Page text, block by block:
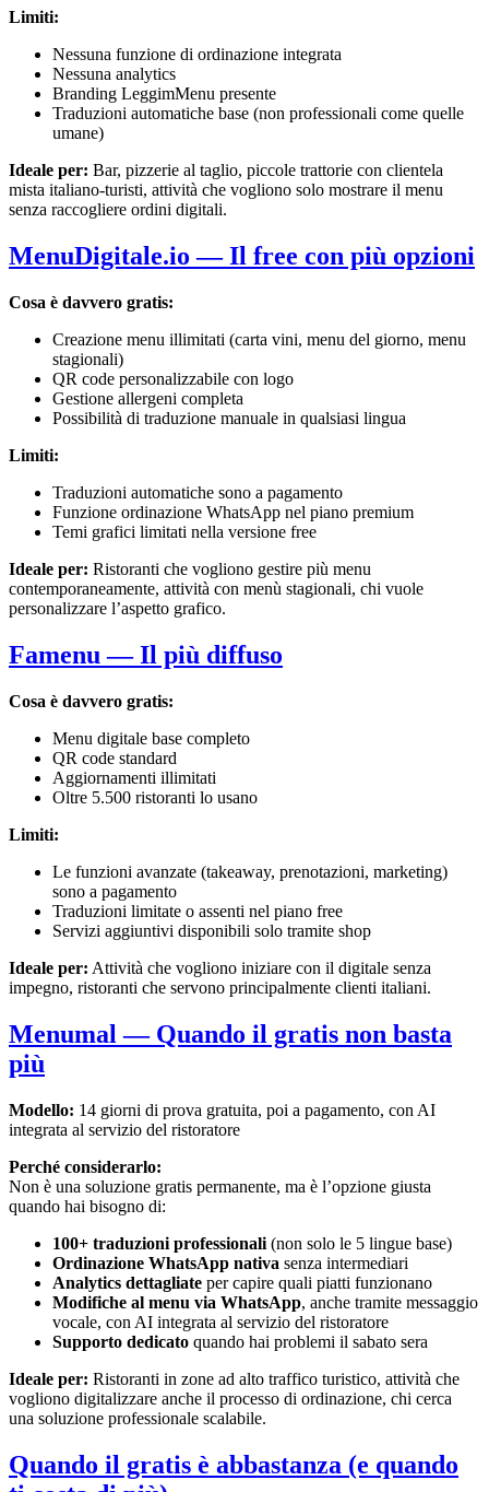
Limiti:
Nessuna funzione di ordinazione integrata
Nessuna analytics
Branding LeggimMenu presente
Traduzioni automatiche base (non professionali come quelle
umane)
Ideale per: Bar, pizzerie al taglio, piccole trattorie con clientela
mista italiano-turisti, attività che vogliono solo mostrare il menu
senza raccogliere ordini digitali.
MenuDigitale.io — Il free con più opzioni
Cosa è davvero gratis:
Creazione menu illimitati (carta vini, menu del giorno, menu
stagionali)
QR code personalizzabile con logo
Gestione allergeni completa
Possibilità di traduzione manuale in qualsiasi lingua
Limiti:
Traduzioni automatiche sono a pagamento
Funzione ordinazione WhatsApp nel piano premium
Temi grafici limitati nella versione free
Ideale per: Ristoranti che vogliono gestire più menu
contemporaneamente, attività con menù stagionali, chi vuole
personalizzare l’aspetto grafico.
Famenu — Il più diffuso
Cosa è davvero gratis:
Menu digitale base completo
QR code standard
Aggiornamenti illimitati
Oltre 5.500 ristoranti lo usano
Limiti:
Le funzioni avanzate (takeaway, prenotazioni, marketing)
sono a pagamento
Traduzioni limitate o assenti nel piano free
Servizi aggiuntivi disponibili solo tramite shop
Ideale per: Attività che vogliono iniziare con il digitale senza
impegno, ristoranti che servono principalmente clienti italiani.
Menumal — Quando il gratis non basta
più
Modello: 14 giorni di prova gratuita, poi a pagamento, con AI
integrata al servizio del ristoratore
Perché considerarlo:
Non è una soluzione gratis permanente, ma è l’opzione giusta
quando hai bisogno di:
100+ traduzioni professionali (non solo le 5 lingue base)
Ordinazione WhatsApp nativa senza intermediari
Analytics dettagliate per capire quali piatti funzionano
Modifiche al menu via WhatsApp, anche tramite messaggio
vocale, con AI integrata al servizio del ristoratore
Supporto dedicato quando hai problemi il sabato sera
Ideale per: Ristoranti in zone ad alto traffico turistico, attività che
vogliono digitalizzare anche il processo di ordinazione, chi cerca
una soluzione professionale scalabile.
Quando il gratis è abbastanza (e quando